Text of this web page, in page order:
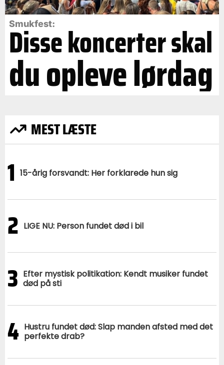
Smukfest:
Disse koncerter skal
du opleve lørdag
MEST LÆSTE
1 15-årig forsvandt: Her forklarede hun sig
2 LIGE NU: Person fundet død i bil
3 Efter mystisk politikation: Kendt musiker fundet
død på sti
4 Hustru fundet død: Slap manden afsted med det
perfekte drab?